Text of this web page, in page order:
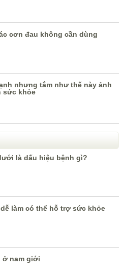
cơn đau không cần dùng
nhưng tắm như thế này ảnh
sức khỏe
là dấu hiệu bệnh gì?
làm có thể hỗ trợ sức khỏe
ở nam giới